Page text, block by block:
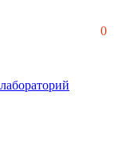
0